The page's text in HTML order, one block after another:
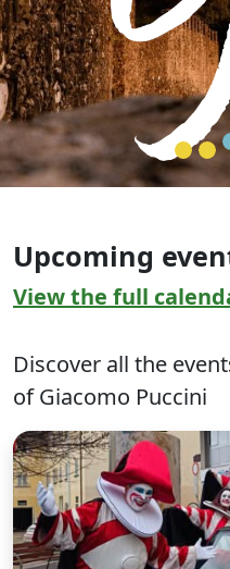
Upcoming
View the full
Discover all the
of Giacomo Puccini